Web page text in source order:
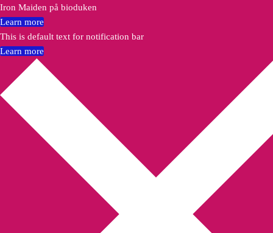
Iron Maiden på bioduken
Learn more
This is default text for notification bar
Learn more